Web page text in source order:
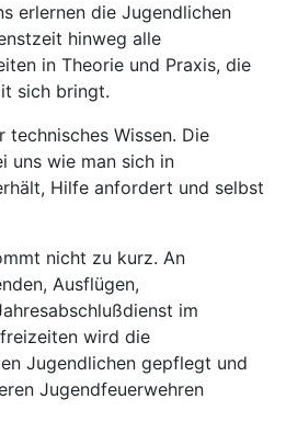
erlernen die Jugendlichen
hinweg alle
in Theorie und Praxis, die
sich bringt.
Wissen. Die
uns wie man sich in
Hilfe anfordert und selbst
nicht zu kurz. An
Ausflügen,
im
wird die
Jugendlichen gepflegt und
Jugendfeuerwehren